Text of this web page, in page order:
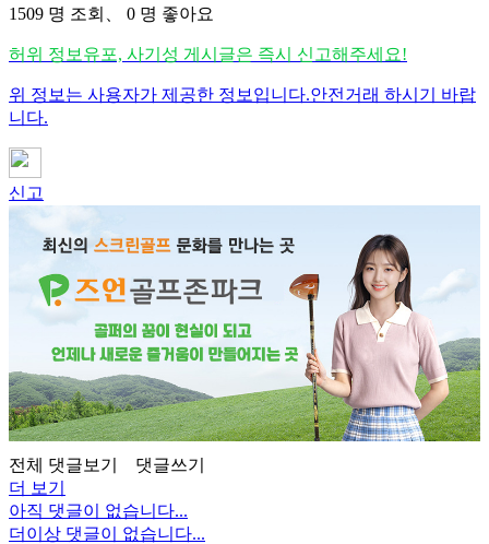
1509 명 조회、 0 명 좋아요
허위 정보유포, 사기성 게시글은 즉시 신고해주세요!
위 정보는 사용자가 제공한 정보입니다.안전거래 하시기 바랍
니다.
신고
전체 댓글보기
댓글쓰기
더 보기
아직 댓글이 없습니다...
더이상 댓글이 없습니다...